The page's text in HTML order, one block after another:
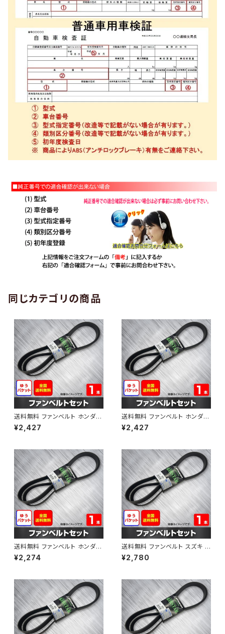
同じカテゴリの商品
送料無料 ファンベルト ホンダ
ゼスト 型式JE1 H18.03～H24.
11 （国内トップメーカー） 1本 H
¥2,427
送料無料 ファンベルト ホンダ ラ
イフ 型式JB6 H15.09～H20.1
1 （国内トップメーカー） 1本 HA
¥2,427
送料無料 ファンベルト ホンダ フ
ィット 型式GE6 H19.10～H25.
09 （国内トップメーカー） 1本 H
¥2,274
送料無料 ファンベルト スズキ ス
ペーシア 型式MK32S H25.03
～H30.02 （国内トップメーカ
¥2,780